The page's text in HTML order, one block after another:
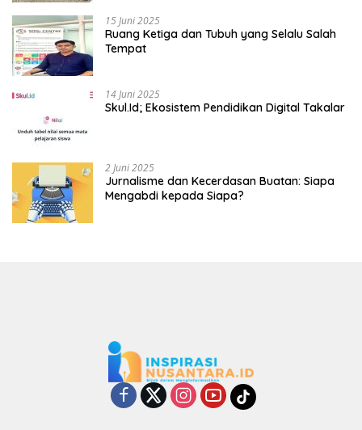
15 Juni 2025
Ruang Ketiga dan Tubuh yang Selalu Salah
Tempat
14 Juni 2025
Skul.Id; Ekosistem Pendidikan Digital Takalar
2 Juni 2025
Jurnalisme dan Kecerdasan Buatan: Siapa
Mengabdi kepada Siapa?